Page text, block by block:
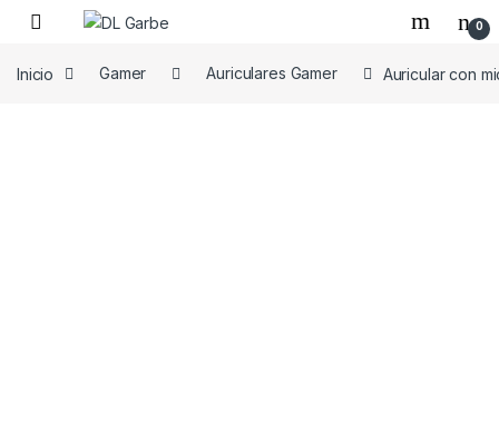
0
Inicio Gamer Auriculares Gamer Auricular con